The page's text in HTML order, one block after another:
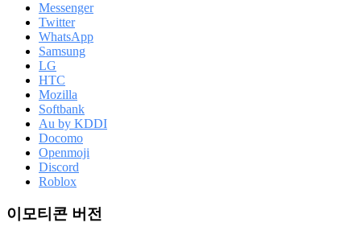
Messenger
Twitter
WhatsApp
Samsung
LG
HTC
Mozilla
Softbank
Au by KDDI
Docomo
Openmoji
Discord
Roblox
이모티콘 버전